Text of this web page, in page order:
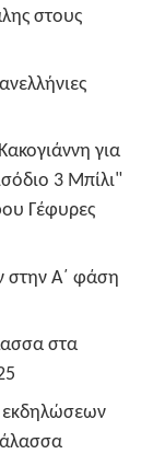
στους
για
3 Μπίλι"
Γέφυρες
στην Α΄ φάση
στα
εκδηλώσεων